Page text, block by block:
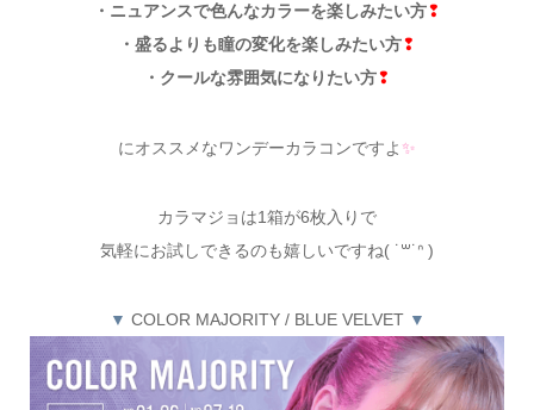
・ニュアンスで色んなカラーを楽しみたい方❢
・盛るよりも瞳の変化を楽しみたい方❢
・クールな雰囲気になりたい方❢
にオススメなワンデーカラコンですよ✨
カラマジョは1箱が6枚入りで
気軽にお試しできるのも嬉しいですね( ˙꒳˙ᐢ )
▼ COLOR MAJORITY / BLUE VELVET ▼